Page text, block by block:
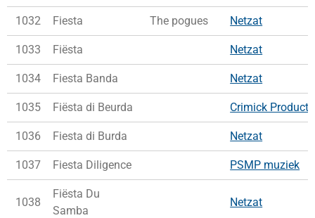
1032 Fiesta The pogues Netzat
1033 Fiësta Netzat
1034 Fiesta Banda Netzat
1035 Fiësta di Beurda Crimick
1036 Fiesta di Burda Netzat
1037 Fiesta Diligence PSMP muziek
1038
Fiësta Du
Samba
Netzat